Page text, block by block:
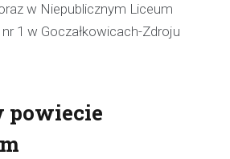
w Niepublicznym Liceum
1 w Goczałkowicach-Zdroju
powiecie